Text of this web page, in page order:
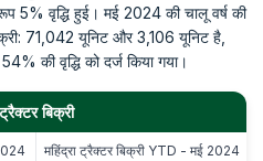
5% वृद्धि हुई। मई 2024 की चालू वर्ष की
71,042 यूनिट और 3,106 यूनिट है,
की वृद्धि को दर्ज किया गया।
बिक्री
महिंद्रा ट्रैक्टर बिक्री YTD - मई 2024